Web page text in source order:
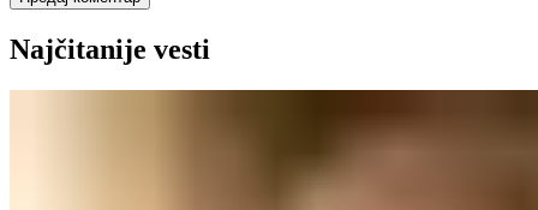
Najčitanije vesti